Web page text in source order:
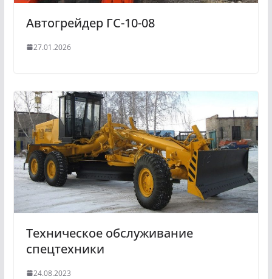
Автогрейдер ГС-10-08
27.01.2026
Техническое обслуживание
спецтехники
24.08.2023